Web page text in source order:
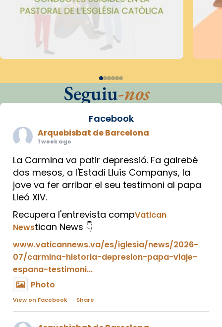
Seguiu-nos
Facebook
Arquebisbat de Barcelona
1 week ago
La Carmina va patir depressió. Fa gairebé
dos mesos, a l'Estadi Lluís Companys, la
jove va fer arribar el seu testimoni al papa
Lleó XIV.
Recupera l'entrevista compVatican
Newstican News 👇
www.vaticannews.va/es/iglesia/news/2026-
07/carmina-historia-depresion-papa-viaje-
espana-testimoni...
Photo
View on Facebook · Share